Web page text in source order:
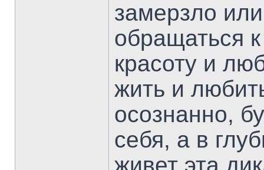
замерзло
обращаться
красоту и
жить и
осознанно,
себя, а в
живет эта